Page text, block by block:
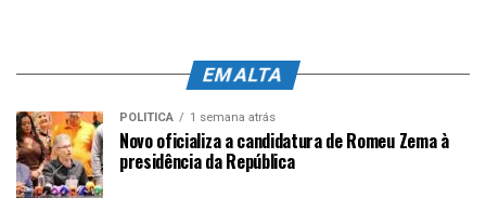
EM ALTA
POLÍTICA 1 semana atrás
Novo oficializa a candidatura de Romeu Zema à
presidência da República